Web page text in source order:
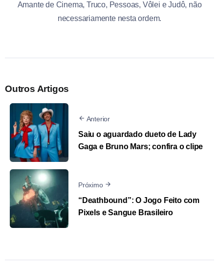
Amante de Cinema, Truco, Pessoas, Vôlei e Judô, não
necessariamente nesta ordem.
Outros Artigos
Anterior
Saiu o aguardado dueto de Lady
Gaga e Bruno Mars; confira o clipe
Próximo
“Deathbound”: O Jogo Feito com
Pixels e Sangue Brasileiro